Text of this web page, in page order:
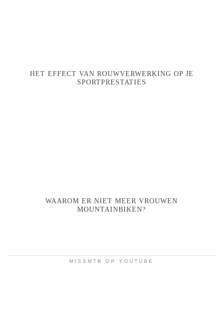
HET EFFECT VAN ROUWVERWERKING OP JE
SPORTPRESTATIES
WAAROM ER NIET MEER VROUWEN
MOUNTAINBIKEN?
MISSMTB OP YOUTUBE